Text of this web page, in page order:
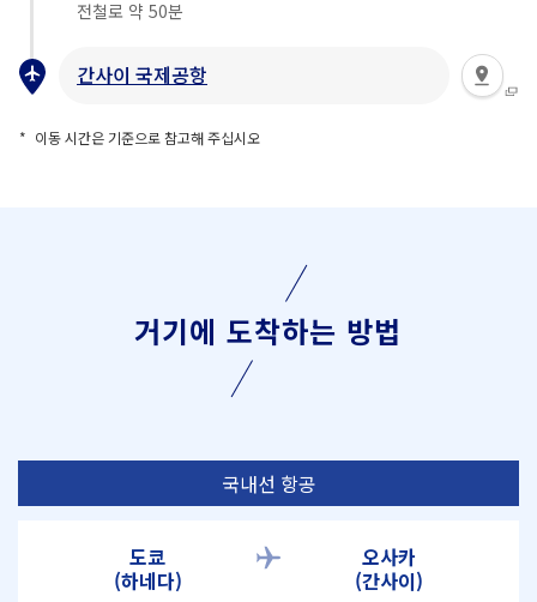
전철로 약 50분
간사이 국제공항
이동 시간은 기준으로 참고해 주십시오
거기에 도착하는 방법
국내선 항공
도쿄
(하네다)
오사카
(간사이)